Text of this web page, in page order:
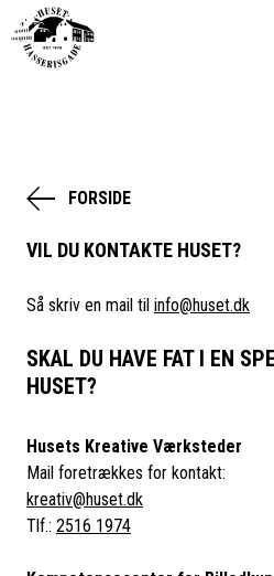
FORSIDE
VIL DU KONTAKTE HUSET?
Så skriv en mail til info@huset.dk
SKAL DU HAVE FAT I EN
HUSET?
Husets Kreative Værksteder
Mail foretrækkes for kontakt:
kreativ@huset.dk
Tlf.: 2516 1974